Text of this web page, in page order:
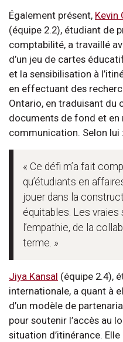
Également présent, Kevin
(équipe 2.2), étudiant de
comptabilité, a travaillé
d’un jeu de cartes
et la sensibilisation à
en effectuant des
Ontario, en traduisant du
documents de fond et
communication. Selon lui :
« Ce défi m’a fait
qu’étudiants en
jouer dans la
équitables. Les
l’empathie, de la
terme. »
Jiya Kansal (équipe 2.4),
internationale, a quant à
d’un modèle de
pour soutenir l’accès au
situation d’itinérance.